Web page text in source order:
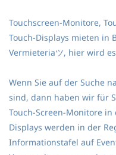
Touchscreen-Monitore,
Touch-Displays mieten in
Vermieteriaツ, hier wird
Wenn Sie auf der Suche
sind, dann haben wir für
Touch-Screen-Monitore
Displays werden in der
Informationstafel auf